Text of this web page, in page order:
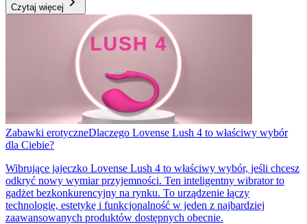
Czytaj więcej
Zabawki erotyczneDlaczego Lovense Lush 4 to właściwy wybór
dla Ciebie?
Wibrujące jajeczko Lovense Lush 4 to właściwy wybór, jeśli chcesz
odkryć nowy wymiar przyjemności. Ten inteligentny wibrator to
gadżet bezkonkurencyjny na rynku. To urządzenie łączy
technologię, estetykę i funkcjonalność w jeden z najbardziej
zaawansowanych produktów dostępnych obecnie.